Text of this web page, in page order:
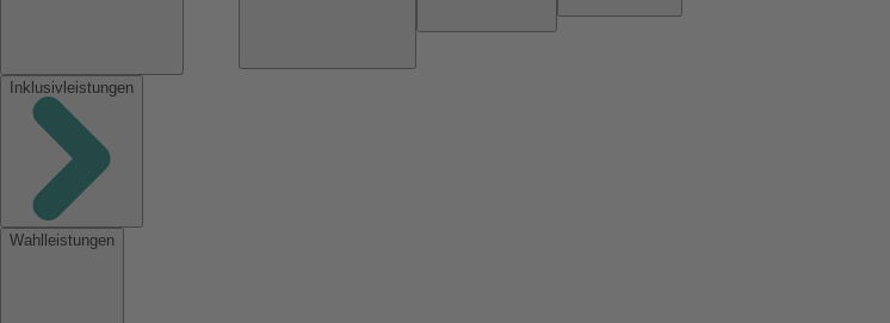
Inklusivleistungen
Wahlleistungen